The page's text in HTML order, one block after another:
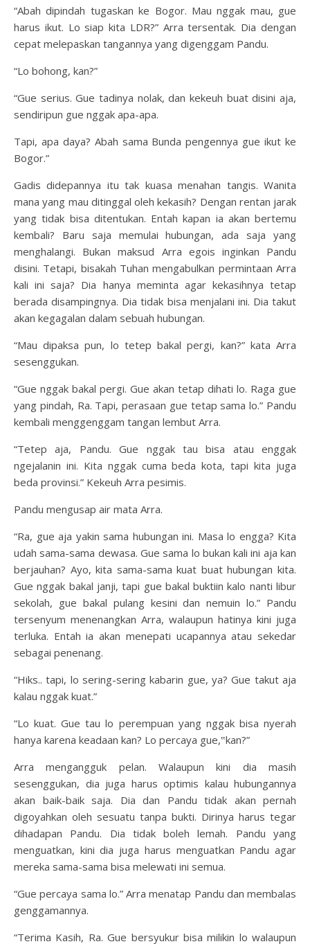
“Abah dipindah tugaskan ke Bogor. Mau nggak mau, gue
harus ikut. Lo siap kita LDR?” Arra tersentak. Dia dengan
cepat melepaskan tangannya yang digenggam Pandu.
“Lo bohong, kan?”
“Gue serius. Gue tadinya nolak, dan kekeuh buat disini aja,
sendiripun gue nggak apa-apa.
Tapi, apa daya? Abah sama Bunda pengennya gue ikut ke
Bogor.”
Gadis didepannya itu tak kuasa menahan tangis. Wanita
mana yang mau ditinggal oleh kekasih? Dengan rentan jarak
yang tidak bisa ditentukan. Entah kapan ia akan bertemu
kembali? Baru saja memulai hubungan, ada saja yang
menghalangi. Bukan maksud Arra egois inginkan Pandu
disini. Tetapi, bisakah Tuhan mengabulkan permintaan Arra
kali ini saja? Dia hanya meminta agar kekasihnya tetap
berada disampingnya. Dia tidak bisa menjalani ini. Dia takut
akan kegagalan dalam sebuah hubungan.
“Mau dipaksa pun, lo tetep bakal pergi, kan?” kata Arra
sesenggukan.
“Gue nggak bakal pergi. Gue akan tetap dihati lo. Raga gue
yang pindah, Ra. Tapi, perasaan gue tetap sama lo.” Pandu
kembali menggenggam tangan lembut Arra.
“Tetep aja, Pandu. Gue nggak tau bisa atau enggak
ngejalanin ini. Kita nggak cuma beda kota, tapi kita juga
beda provinsi.” Kekeuh Arra pesimis.
Pandu mengusap air mata Arra.
“Ra, gue aja yakin sama hubungan ini. Masa lo engga? Kita
udah sama-sama dewasa. Gue sama lo bukan kali ini aja kan
berjauhan? Ayo, kita sama-sama kuat buat hubungan kita.
Gue nggak bakal janji, tapi gue bakal buktiin kalo nanti libur
sekolah, gue bakal pulang kesini dan nemuin lo.” Pandu
tersenyum menenangkan Arra, walaupun hatinya kini juga
terluka. Entah ia akan menepati ucapannya atau sekedar
sebagai penenang.
“Hiks.. tapi, lo sering-sering kabarin gue, ya? Gue takut aja
kalau nggak kuat.”
“Lo kuat. Gue tau lo perempuan yang nggak bisa nyerah
hanya karena keadaan kan? Lo percaya gue,‟kan?”
Arra mengangguk pelan. Walaupun kini dia masih
sesenggukan, dia juga harus optimis kalau hubungannya
akan baik-baik saja. Dia dan Pandu tidak akan pernah
digoyahkan oleh sesuatu tanpa bukti. Dirinya harus tegar
dihadapan Pandu. Dia tidak boleh lemah. Pandu yang
menguatkan, kini dia juga harus menguatkan Pandu agar
mereka sama-sama bisa melewati ini semua.
“Gue percaya sama lo.” Arra menatap Pandu dan membalas
genggamannya.
“Terima Kasih, Ra. Gue bersyukur bisa milikin lo walaupun